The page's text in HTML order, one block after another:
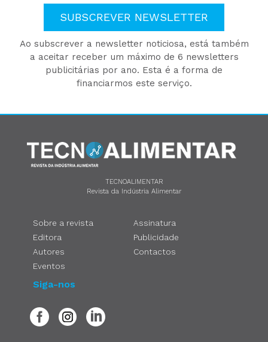
SUBSCREVER NEWSLETTER
Ao subscrever a newsletter noticiosa, está também
a aceitar receber um máximo de 6 newsletters
publicitárias por ano. Esta é a forma de
financiarmos este serviço.
TECNOALIMENTAR
Revista da Indústria Alimentar
Sobre a revista
Editora
Autores
Eventos
Assinatura
Publicidade
Contactos
Siga-nos